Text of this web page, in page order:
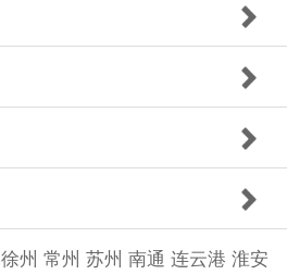
徐州 常州 苏州 南通 连云港 淮安